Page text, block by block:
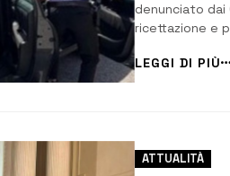
denunciato dai
ricettazione e
grimaldelli. In
circolazione
il cui
LEGGI DI PIÙ
ATTUALITÀ